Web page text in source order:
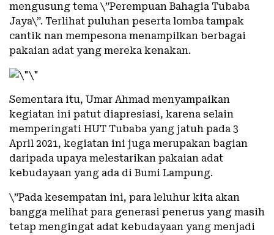
mengusung tema \”Perempuan Bahagia Tubaba
Jaya\”. Terlihat puluhan peserta lomba tampak
cantik nan mempesona menampilkan berbagai
pakaian adat yang mereka kenakan.
Sementara itu, Umar Ahmad menyampaikan
kegiatan ini patut diapresiasi, karena selain
memperingati HUT Tubaba yang jatuh pada 3
April 2021, kegiatan ini juga merupakan bagian
daripada upaya melestarikan pakaian adat
kebudayaan yang ada di Bumi Lampung.
\”Pada kesempatan ini, para leluhur kita akan
bangga melihat para generasi penerus yang masih
tetap mengingat adat kebudayaan yang menjadi